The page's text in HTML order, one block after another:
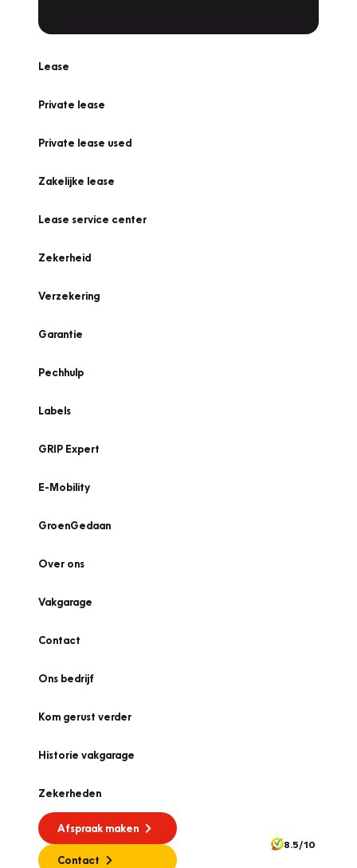
Lease
Private lease
Private lease used
Zakelijke lease
Lease service center
Zekerheid
Verzekering
Garantie
Pechhulp
Labels
GRIP Expert
E-Mobility
GroenGedaan
Over ons
Vakgarage
Contact
Ons bedrijf
Kom gerust verder
Historie vakgarage
Zekerheden
Afspraak maken
Contact
8.5/10